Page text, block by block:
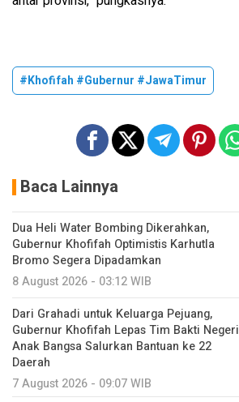
#Khofifah #Gubernur #JawaTimur
Baca Lainnya
Dua Heli Water Bombing Dikerahkan,
Gubernur Khofifah Optimistis Karhutla
Bromo Segera Dipadamkan
8 August 2026 - 03:12 WIB
Dari Grahadi untuk Keluarga Pejuang,
Gubernur Khofifah Lepas Tim Bakti Negeri
Anak Bangsa Salurkan Bantuan ke 22
Daerah
7 August 2026 - 09:07 WIB